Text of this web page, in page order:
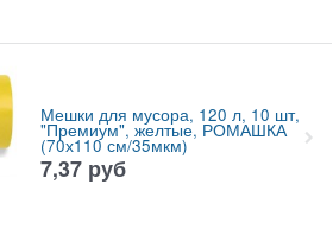
Мешки для мусора, 120 л, 10 шт,
"Премиум", желтые, РОМАШКА
(70х110 см/35мкм)
7,37 руб